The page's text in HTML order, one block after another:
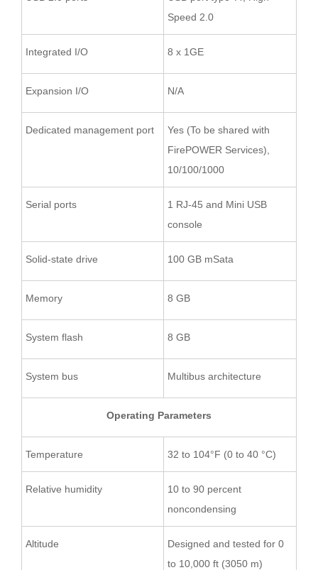
Speed 2.0
Integrated I/O 8 x 1GE
Expansion I/O N/A
Dedicated management port
Yes (To be shared with
FirePOWER Services),
10/100/1000
Serial ports
1 RJ-45 and Mini USB
console
Solid-state drive 100 GB mSata
Memory 8 GB
System flash 8 GB
System bus Multibus architecture
Operating Parameters
Temperature 32 to 104°F (0 to 40 °C)
Relative humidity
10 to 90 percent
noncondensing
Altitude
Designed and tested for 0
to 10,000 ft (3050 m)